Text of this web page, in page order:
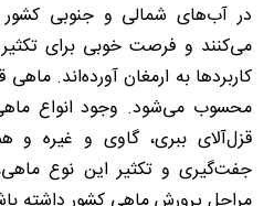
در آب‌های شمالی و جنوبی کشور
می‌کنند و فرصت خوبی برای تکثیر
کاربردها به ارمغان آورده‌اند.
محسوب می‌شود. وجود انواع ماهی
قزل‌آلای ببری، گاوی و غیره
جفت‌گیری و تکثیر این نوع